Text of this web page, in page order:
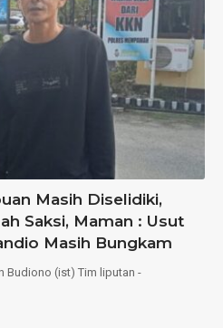
Masih Diselidiki,
Saksi, Maman : Usut
Masih Bungkam
Budiono (ist) Tim liputan -